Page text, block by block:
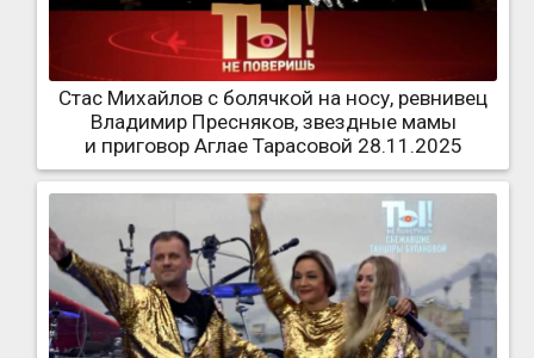
Стас Михайлов с болячкой на носу, ревнивец
Владимир Пресняков, звездные мамы
и приговор Аглае Тарасовой 28.11.2025